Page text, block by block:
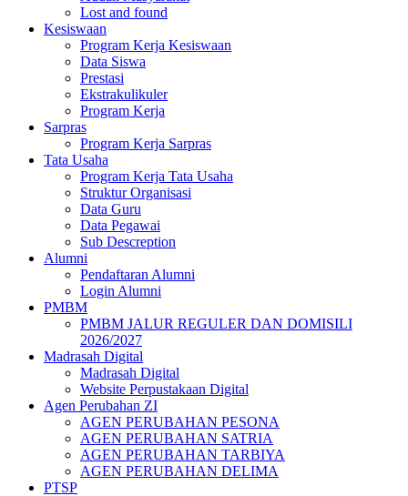
Lost and found
Kesiswaan
Program Kerja Kesiswaan
Data Siswa
Prestasi
Ekstrakulikuler
Program Kerja
Sarpras
Program Kerja Sarpras
Tata Usaha
Program Kerja Tata Usaha
Struktur Organisasi
Data Guru
Data Pegawai
Sub Descreption
Alumni
Pendaftaran Alumni
Login Alumni
PMBM
PMBM JALUR REGULER DAN DOMISILI
2026/2027
Madrasah Digital
Madrasah Digital
Website Perpustakaan Digital
Agen Perubahan ZI
AGEN PERUBAHAN PESONA
AGEN PERUBAHAN SATRIA
AGEN PERUBAHAN TARBIYA
AGEN PERUBAHAN DELIMA
PTSP